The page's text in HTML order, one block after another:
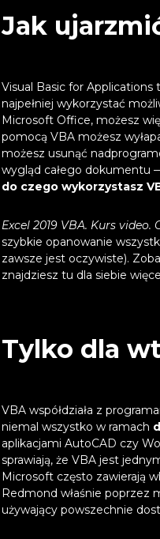
Jak
Visual Basic for
najpełniej wykorzystać
Microsoft Office, możesz
pomocą VBA możesz
możesz usunąć
wygląd całego dokumentu
do czego wykorzystasz
Excel 2019 VBA. Kurs
szybkie opanowanie
zawsze jest oczywiste).
znajdziesz tu dla siebie
Tylko dla
VBA współdziała z
niemal wszystko w ramach
aplikacjami AutoCAD czy
sprawiają, że VBA jest
Microsoft często zawierają
Redmond właśnie poprzez
używający powszechnie